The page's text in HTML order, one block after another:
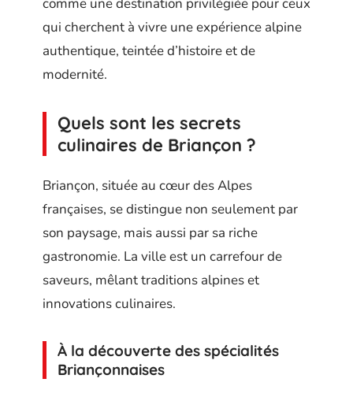
qui cherchent à vivre une expérience alpine
authentique, teintée d’histoire et de
modernité.
Quels sont les secrets
culinaires de Briançon ?
Briançon, située au cœur des Alpes
françaises, se distingue non seulement par
son paysage, mais aussi par sa riche
gastronomie. La ville est un carrefour de
saveurs, mêlant traditions alpines et
innovations culinaires.
À la découverte des spécialités
Briançonnaises